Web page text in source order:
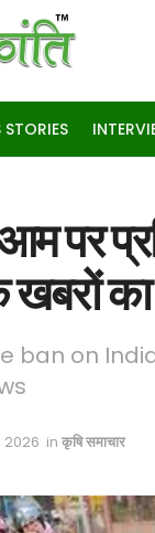
STORIES
पर
खबरों
ban on
2026 in कृषि समाचार